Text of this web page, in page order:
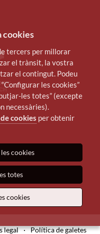
legal · Política de galetes
cookies
tercers per millorar
el trànsit, la vostra
el contingut. Podeu
les cookies”
les totes” (excepte
necessàries).
cookies per obtenir
cookies
totes
cookies